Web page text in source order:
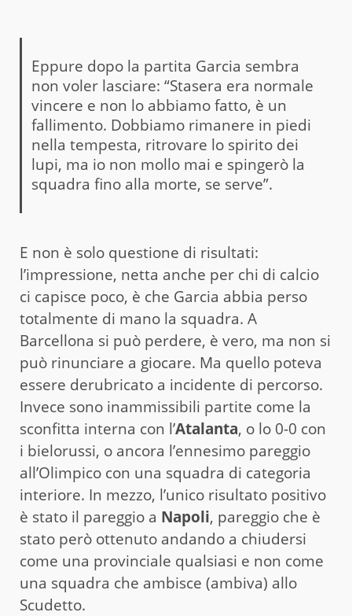
Eppure dopo la partita Garcia sembra
non voler lasciare: “Stasera era normale
vincere e non lo abbiamo fatto, è un
fallimento. Dobbiamo rimanere in piedi
nella tempesta, ritrovare lo spirito dei
lupi, ma io non mollo mai e spingerò la
squadra fino alla morte, se serve”.
E non è solo questione di risultati:
l’impressione, netta anche per chi di calcio
ci capisce poco, è che Garcia abbia perso
totalmente di mano la squadra. A
Barcellona si può perdere, è vero, ma non si
può rinunciare a giocare. Ma quello poteva
essere derubricato a incidente di percorso.
Invece sono inammissibili partite come la
sconfitta interna con l’Atalanta, o lo 0-0 con
i bielorussi, o ancora l’ennesimo pareggio
all’Olimpico con una squadra di categoria
interiore. In mezzo, l’unico risultato positivo
è stato il pareggio a Napoli, pareggio che è
stato però ottenuto andando a chiudersi
come una provinciale qualsiasi e non come
una squadra che ambisce (ambiva) allo
Scudetto.